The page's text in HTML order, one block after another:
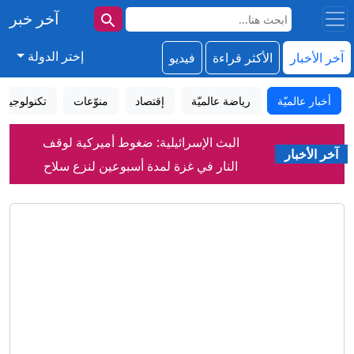
آخر خبر
آخر الأخبار الأكثر قراءة فيديو إختر الدولة
أخبار عالميّة رياضة عالميّة إقتصاد منوّعات تكنولوجيا
آخر الأخبار
البث الإسرائيلية: ضغوط أميركية لوقف
النار في غزة لمدة أسبوعين لنزع سلاح
حماس
رويترز: اتفاق لبناني إسرائيلي على دول